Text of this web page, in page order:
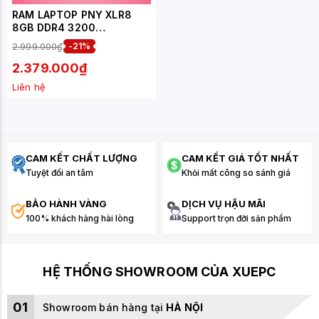
RAM LAPTOP PNY XLR8
8GB DDR4 3200
(MN8GSD43200XR-RB)
2.999.000₫ -21%
2.379.000₫
Liên hệ
CAM KẾT CHẤT LƯỢNG
Tuyệt đối an tâm
CAM KẾT GIÁ TỐT NHẤT
Khỏi mất công so sánh giá
BẢO HÀNH VÀNG
100% khách hàng hài lòng
DỊCH VỤ HẬU MÃI
Support trọn đời sản phẩm
HỆ THỐNG SHOWROOM CỦA XUEPC
01 Showroom bán hàng tại HÀ NỘI